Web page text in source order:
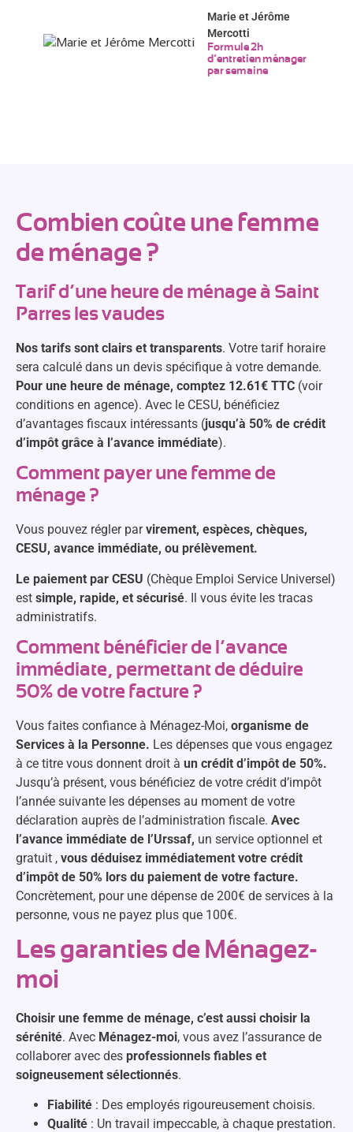
Marie et Jérôme
Mercotti
Formule 2h
d’entretien ménager
par semaine
Combien coûte une femme
de ménage ?
Tarif d’une heure de ménage à Saint
Parres les vaudes
Nos tarifs sont clairs et transparents. Votre tarif horaire
sera calculé dans un devis spécifique à votre demande.
Pour une heure de ménage, comptez 12.61€ TTC (voir
conditions en agence). Avec le CESU, bénéficiez
d’avantages fiscaux intéressants (jusqu’à 50% de crédit
d’impôt grâce à l’avance immédiate).
Comment payer une femme de
ménage ?
Vous pouvez régler parvirement, espèces, chèques,
CESU, avance immédiate, ou prélèvement.
Le paiement par CESU (Chèque Emploi Service Universel)
est simple, rapide, et sécurisé. Il vous évite les tracas
administratifs.
Comment bénéficier de l’avance
immédiate, permettant de déduire
50% de votre facture ?
Vous faites confiance à Ménagez-Moi, organisme de
Services à la Personne. Les dépenses que vous engagez
à ce titre vous donnent droit à un crédit d’impôt de 50%.
Jusqu’à présent, vous bénéficiez de votre crédit d’impôt
l’année suivante les dépenses au moment de votre
déclaration auprès de l’administration fiscale. Avec
l’avance immédiate de l’Urssaf, un service optionnel et
gratuit , vous déduisez immédiatement votre crédit
d’impôt de 50% lors du paiement de votre facture.
Concrètement, pour une dépense de 200€ de services à la
personne, vous ne payez plus que 100€.
Les garanties de Ménagez-
moi
Choisir une femme de ménage, c’est aussi choisir la
sérénité. Avec Ménagez-moi, vous avez l’assurance de
collaborer avec des professionnels fiables et
soigneusement sélectionnés.
Fiabilité : Des employés rigoureusement choisis.
Qualité : Un travail impeccable, à chaque prestation.